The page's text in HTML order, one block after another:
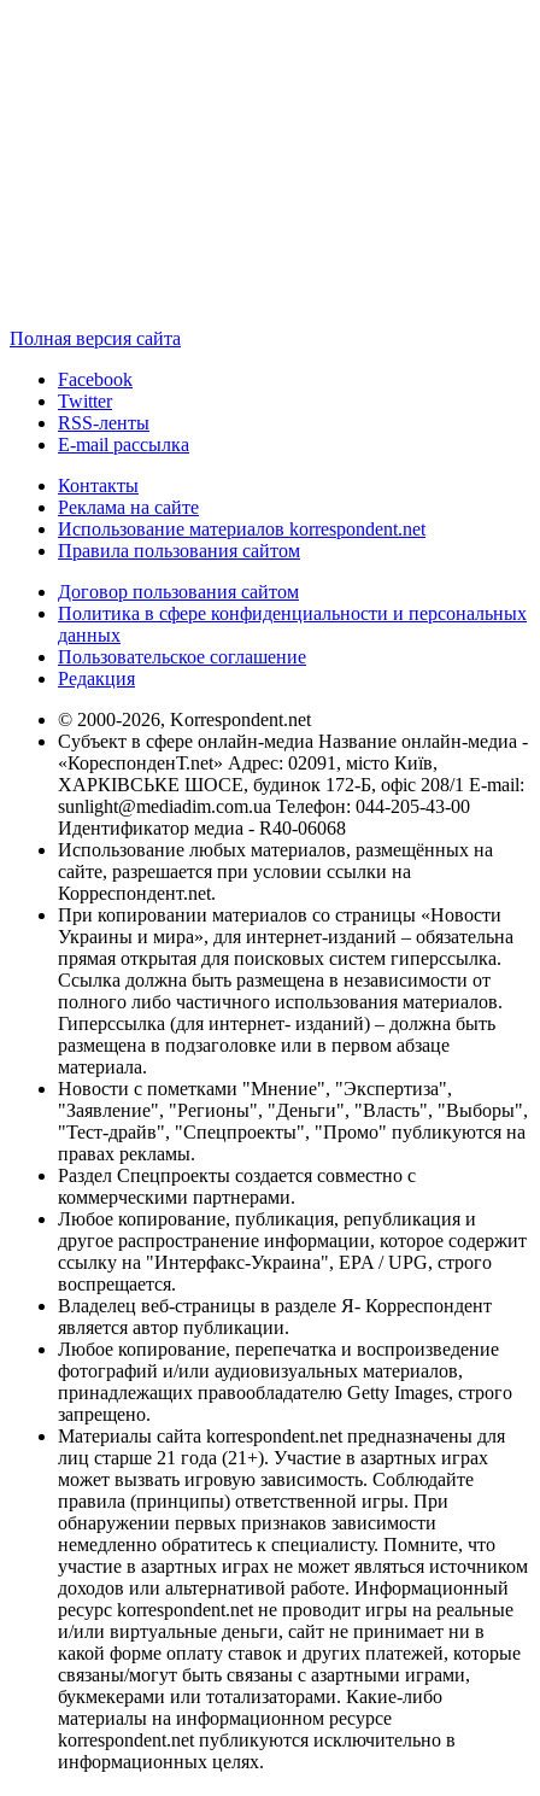
Полная версия сайта
Facebook
Twitter
RSS-ленты
E-mail рассылка
Контакты
Реклама на сайте
Использование материалов korrespondent.net
Правила пользования сайтом
Договор пользования сайтом
Политика в сфере конфиденциальности и персональных
данных
Пользовательское соглашение
Редакция
© 2000-2026, Korrespondent.net
Субъект в сфере онлайн-медиа Название онлайн-медиа -
«КореспонденТ.net» Адрес: 02091, місто Київ,
ХАРКІВСЬКЕ ШОСЕ, будинок 172-Б, офіс 208/1 E-mail:
sunlight@mediadim.com.ua Телефон: 044-205-43-00
Идентификатор медиа - R40-06068
Использование любых материалов, размещённых на
сайте, разрешается при условии ссылки на
Корреспондент.net.
При копировании материалов со страницы «Новости
Украины и мира», для интернет-изданий – обязательна
прямая открытая для поисковых систем гиперссылка.
Ссылка должна быть размещена в независимости от
полного либо частичного использования материалов.
Гиперссылка (для интернет- изданий) – должна быть
размещена в подзаголовке или в первом абзаце
материала.
Новости с пометками "Мнение", "Экспертиза",
"Заявление", "Регионы", "Деньги", "Власть", "Выборы",
"Тест-драйв", "Спецпроекты", "Промо" публикуются на
правах рекламы.
Раздел Спецпроекты создается совместно с
коммерческими партнерами.
Любое копирование, публикация, републикация и
другое распространение информации, которое содержит
ссылку на "Интерфакс-Украина", EPA / UPG, строго
воспрещается.
Владелец веб-страницы в разделе Я- Корреспондент
является автор публикации.
Любое копирование, перепечатка и воспроизведение
фотографий и/или аудиовизуальных материалов,
принадлежащих правообладателю Getty Images, строго
запрещено.
Материалы сайта korrespondent.net предназначены для
лиц старше 21 года (21+). Участие в азартных играх
может вызвать игровую зависимость. Соблюдайте
правила (принципы) ответственной игры. При
обнаружении первых признаков зависимости
немедленно обратитесь к специалисту. Помните, что
участие в азартных играх не может являться источником
доходов или альтернативой работе. Информационный
ресурс korrespondent.net не проводит игры на реальные
и/или виртуальные деньги, сайт не принимает ни в
какой форме оплату ставок и других платежей, которые
связаны/могут быть связаны с азартными играми,
букмекерами или тотализаторами. Какие-либо
материалы на информационном ресурсе
korrespondent.net публикуются исключительно в
информационных целях.